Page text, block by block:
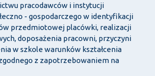
pracodawców i instytucji
- gospodarczego w identyfikacji
przedmiotowej placówki, realizacji
doposażenia pracowni, przyczyni
w szkole warunków kształcenia
z zapotrzebowaniem na